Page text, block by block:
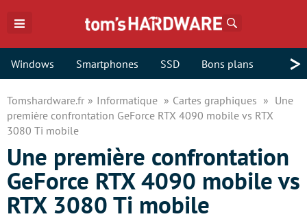
Windows Smartphones SSD Bons plans >
Tomshardware.fr Informatique Cartes graphiques
Une
première confrontation GeForce RTX 4090 mobile vs RTX
3080 Ti mobile
Une première confrontation
GeForce RTX 4090 mobile vs
RTX 3080 Ti mobile